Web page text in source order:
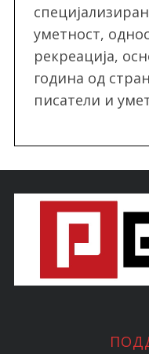
уметност,
рекреација,
година од
писатели и